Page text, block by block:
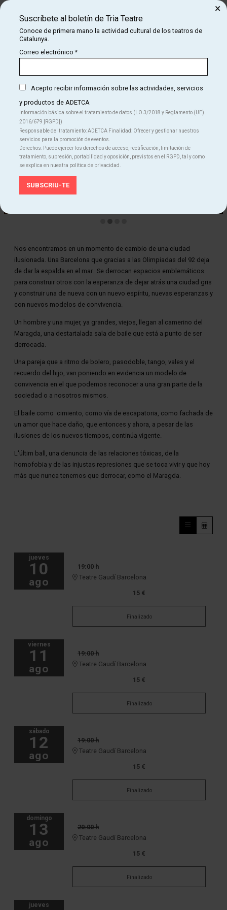
Prensa:Àlex Sánchez
Producción: Soler i Rafató
Nos encontramos en un momento de cambio de una ciudad
ilusionada. Una Barcelona que gracias a las Olimpiadas del 92 deja
de dar la espalda en el mar. Se derrocan espacios emblemáticos
para construir otros con la esperanza de dejar atrás una ciudad gris
y construir una de nueva con un nuevo espíritu, nuevas esperanzas y
con nuevos modelos de convivencia.
Un hombre y una mujer, ya grandes, viejos, llegan al camerino del
Maragda, una destartalada sala de baile que está a punto de ser
derrocada.
Una pareja que a ritmo de bolero, pasodoble, tango, vales y el
recuerdo del hijo, van poniendo en evidencia un modelo de
convivencia en el que podemos reconocer a una gran parte de la
sociedad o a nosotros mismos.
El baile como cimiento, como vía de escapatoria, como fachada de
un amor que hace daño, que entonces y ahora, a pesar de las
ilusiones de los nuevos tiempos, continúa vigente.
L'últim ball, una denuncia de las relaciones tóxicas, de la
homofobia y de las injustas represiones que se toca vivir y que hoy
más que nunca tenemos que derrocar, como el Maragda.
jueves
10
ago
19:00 h
Teatre Gaudí Barcelona
15 €
Finalizado
viernes
11
ago
19:00 h
Teatre Gaudí Barcelona
15 €
Finalizado
sábado
12
ago
19:00 h
Teatre Gaudí Barcelona
15 €
Finalizado
domingo
13
ago
20:00 h
Teatre Gaudí Barcelona
15 €
Finalizado
jueves
Suscríbete al boletín de Tria Teatre
Conoce de primera mano la actividad cultural de los teatros de
Catalunya.
Correo electrónico*
Acepto recibir información sobre las actividades, servicios
y productos de ADETCA
Información básica sobre el tratamiento de datos (LO 3/2018 y Reglamento (UE)
2016/679 ]RGPD])
Responsable del tratamiento: ADETCA Finalidad: Ofrecer y gestionar nuestros
servicios para la promoción de eventos.
Derechos: Puede ejercer los derechos de acceso, rectificación, limitación de
tratamiento, supresión, portabilidad y oposición, previstos en el RGPD, tal y como
se explica en nuestra política de privacidad.
×